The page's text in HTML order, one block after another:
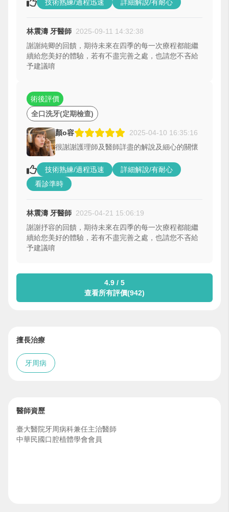
技術熟練/過程迅速 詳細解說/有耐心
林震濤 牙醫師 2025-09-11 14:32:38
謝謝純卿的回饋，期待未來在四季的每一次療程都能繼
續給您美好的體驗，若有不盡完善之處，也請您不吝給
予建議唷
全口洗牙(定期檢查)
術後評價
顏o容
2025-04-10 16:35:16
很謝謝護理師及醫師詳盡的解說及細心的關懷
技術熟練/過程迅速
詳細解說/有耐心
看診準時
林震濤 牙醫師 2025-04-21 15:06:19
謝謝抒容的回饋，期待未來在四季的每一次療程都能繼
續給您美好的體驗，若有不盡完善之處，也請您不吝給
予建議唷
4.9 / 5
查看所有評價(942)
擅長治療
牙周病
醫師資歷
臺大醫院牙周病科兼任主治醫師
中華民國口腔植體學會會員